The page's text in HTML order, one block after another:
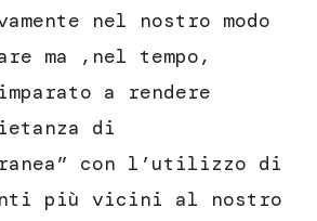
nel nostro modo
ma ,nel tempo,
a rendere
di
con l’utilizzo di
più vicini al nostro